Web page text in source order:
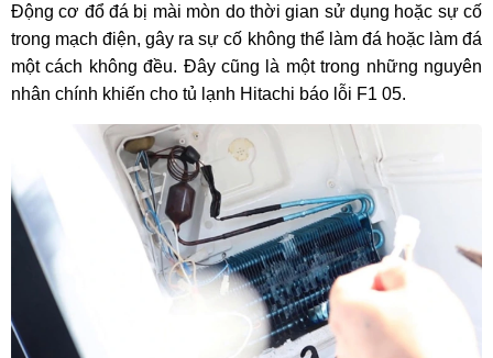
Động cơ đổ đá bị mài mòn do thời gian sử dụng hoặc sự cố
trong mạch điện, gây ra sự cố không thể làm đá hoặc làm đá
một cách không đều. Đây cũng là một trong những nguyên
nhân chính khiến cho tủ lạnh Hitachi báo lỗi F1 05.